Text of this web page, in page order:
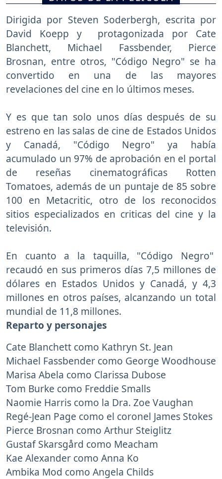
Dirigida por Steven Soderbergh, escrita por
David Koepp y protagonizada por Cate
Blanchett, Michael Fassbender, Pierce
Brosnan, entre otros, "Código Negro" se ha
convertido en una de las mayores
revelaciones del cine en lo últimos meses.
Y es que tan solo unos días después de su
estreno en las salas de cine de Estados Unidos
y Canadá, "Código Negro" ya había
acumulado un 97% de aprobación en el portal
de reseñas cinematográficas Rotten
Tomatoes, además de un puntaje de 85 sobre
100 en Metacritic, otro de los reconocidos
sitios especializados en criticas del cine y la
televisión.
En cuanto a la taquilla, "Código Negro"
recaudó en sus primeros días 7,5 millones de
dólares en Estados Unidos y Canadá, y 4,3
millones en otros países, alcanzando un total
mundial de 11,8 millones.
Reparto y personajes
Cate Blanchett como Kathryn St. Jean
Michael Fassbender como George Woodhouse
Marisa Abela como Clarissa Dubose
Tom Burke como Freddie Smalls
Naomie Harris como la Dra. Zoe Vaughan
Regé-Jean Page como el coronel James Stokes
Pierce Brosnan como Arthur Steiglitz
Gustaf Skarsgård como Meacham
Kae Alexander como Anna Ko
Ambika Mod como Angela Childs